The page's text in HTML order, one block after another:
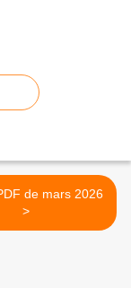
de mars 2026
>